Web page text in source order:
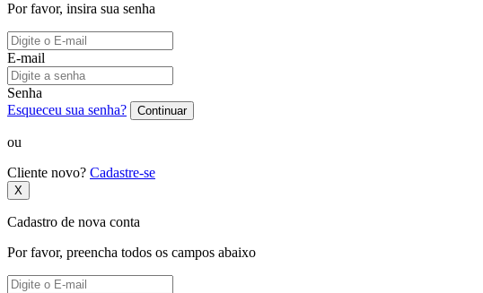
Por favor, insira sua senha
E-mail
Senha
Esqueceu sua senha?
Continuar
ou
Cliente novo? Cadastre-se
X
Cadastro de nova conta
Por favor, preencha todos os campos abaixo